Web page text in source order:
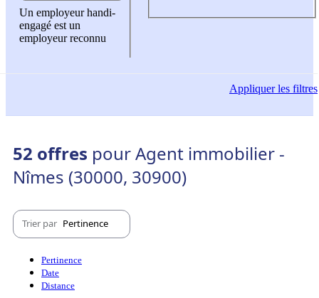
Un employeur handi-
engagé est un
employeur reconnu
Appliquerles filtres
52 offres pour Agent immobilier -
Nîmes (30000, 30900)
Trier par Pertinence
Pertinence
Date
Distance